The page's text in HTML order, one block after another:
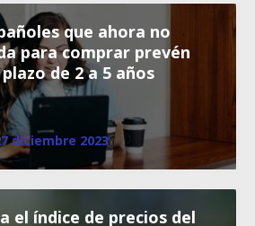
que ahora no
para comprar prevén
de 2 a 5 años
diciembre 2023
el índice de precios del